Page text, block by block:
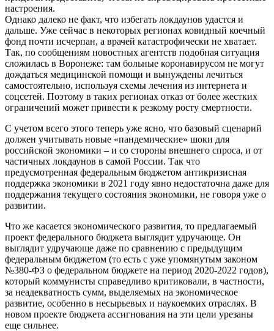
настроения.
Однако далеко не факт, что избегать локдаунов удастся и
дальше. Уже сейчас в некоторых регионах ковидный коечный
фонд почти исчерпан, а врачей катастрофически не хватает.
Так, по сообщениям новостных агентств подобная ситуация
сложилась в Воронеже: там больные коронавирусом не могут
дождаться медицинской помощи и вынуждены лечиться
самостоятельно, используя схемы лечения из интернета и
соцсетей. Поэтому в таких регионах отказ от более жестких
ограничений может привести к резкому росту смертности.
С учетом всего этого теперь уже ясно, что базовый сценарий
должен учитывать новые «пандемические» шоки для
российской экономики – и со стороны внешнего спроса, и от
частичных локдаунов в самой России. Так что
предусмотренная федеральным бюджетом антикризисная
поддержка экономики в 2021 году явно недостаточна даже для
поддержания текущего состояния экономики, не говоря уже о
развитии.
Что же касается экономического развития, то предлагаемый
проект федерального бюджета выглядит удручающе. Он
выглядит удручающе даже по сравнению с предыдущим
федеральным бюджетом (то есть с уже упомянутым законом
№380-ФЗ о федеральном бюджете на период 2020-2022 годов),
который коммунисты справедливо критиковали, в частности,
за неадекватность сумм, выделяемых на экономическое
развитие, особенно в несырьевых и наукоемких отраслях. В
новом проекте бюджета ассигнования на эти цели урезаны
еще сильнее.